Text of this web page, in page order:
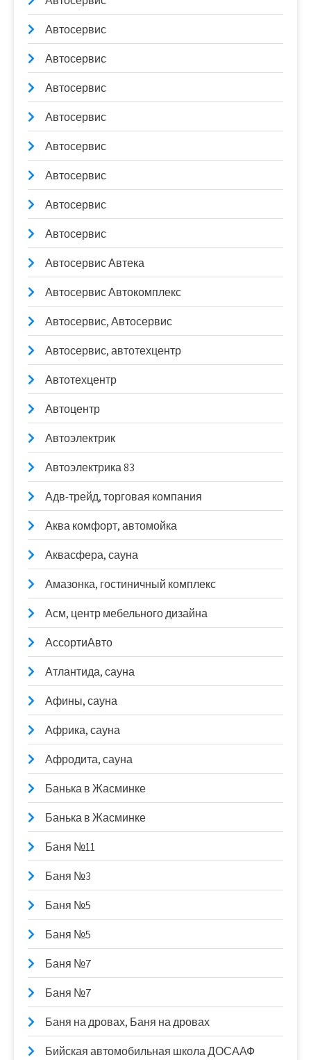
Автосервис
Автосервис
Автосервис
Автосервис
Автосервис
Автосервис
Автосервис
Автосервис
Автосервис Автека
Автосервис Автокомплекс
Автосервис, Автосервис
Автосервис, автотехцентр
Автотехцентр
Автоцентр
Автоэлектрик
Автоэлектрика 83
Адв-трейд, торговая компания
Аква комфорт, автомойка
Аквасфера, сауна
Амазонка, гостиничный комплекс
Асм, центр мебельного дизайна
АссортиАвто
Атлантида, сауна
Афины, сауна
Африка, сауна
Афродита, сауна
Банька в Жасминке
Банька в Жасминке
Баня №11
Баня №3
Баня №5
Баня №5
Баня №7
Баня №7
Баня на дровах, Баня на дровах
Бийская автомобильная школа ДОСААФ